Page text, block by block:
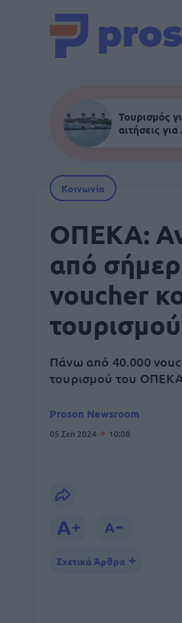
Τουρισμός
αιτήσεις
Κοινωνία
ΟΠΕΚΑ:
από
voucher
τουρισμού
Πάνω από 40.000
τουρισμού του ΟΠΕΚΑ
Proson Newsroom
05 Σεπ 2024 10:08
Σχετικά Άρθρα